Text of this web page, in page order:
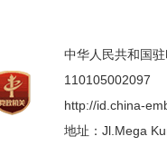
中华人民共和国
110105002097
http://id.china-
地址：Jl.Mega